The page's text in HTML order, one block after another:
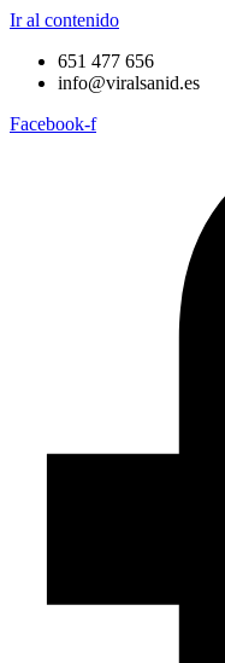
Ir al contenido
651 477 656
info@viralsanid.es
Facebook-f